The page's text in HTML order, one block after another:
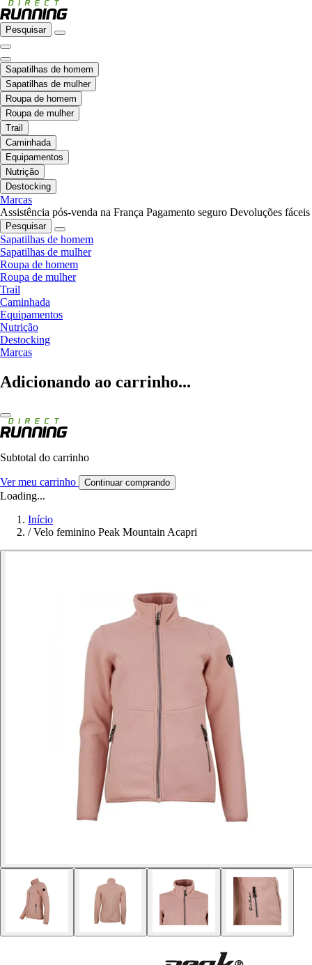
Pesquisar
Sapatilhas de homem
Sapatilhas de mulher
Roupa de homem
Roupa de mulher
Trail
Caminhada
Equipamentos
Nutrição
Destocking
Marcas
Assistência pós-venda na França Pagamento seguro Devoluções fáceis
Pesquisar
Sapatilhas de homem
Sapatilhas de mulher
Roupa de homem
Roupa de mulher
Trail
Caminhada
Equipamentos
Nutrição
Destocking
Marcas
Adicionando ao carrinho...
Subtotal do carrinho
Ver meu carrinho Continuar comprando
Loading...
Início
/ Velo feminino Peak Mountain Acapri